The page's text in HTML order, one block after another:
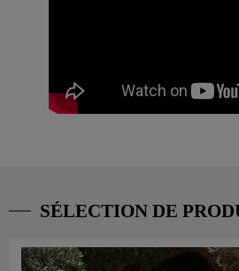
SÉLECTION DE